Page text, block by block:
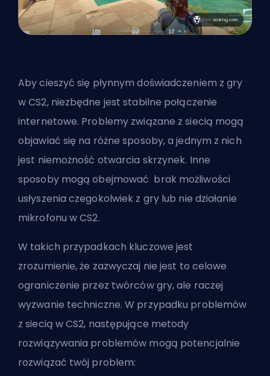
Aby cieszyć się płynnym doświadczeniem z gry
w CS2, niezbędne jest stabilne połączenie
internetowe. Problemy związane z siecią mogą
objawiać się na różne sposoby, a jednym z nich
jest niemożność otwarcia skrzynek. Inne
sposoby mogą obejmować brak możliwości
usłyszenia czegokolwiek z grylub nie działanie
mikrofonu w CS2.
W takich przypadkach kluczowe jest
zrozumienie, że zazwyczaj nie jest to celowe
ograniczenie przez twórców gry, ale raczej
wyzwanie techniczne. W przypadku problemów
z siecią w CS2, następujące metody
rozwiązywania problemów mogą potencjalnie
rozwiązać twój problem: